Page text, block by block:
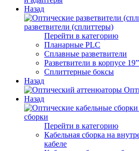
Назад
разветвители (сплиттеры)
Перейти в категорию
Планарные PLC
Сплавные разветвители
Разветвители в корпусе 19”
Сплиттерные боксы
Назад
Назад
сборки
Перейти в категорию
Кабельная сборка на
кабеле